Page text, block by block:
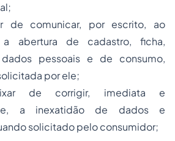
de comunicar, por escrito, ao
a abertura de cadastro, ficha,
pessoais e de consumo,
por ele;
de corrigir, imediata e
a inexatidão de dados e
solicitado pelo consumidor;